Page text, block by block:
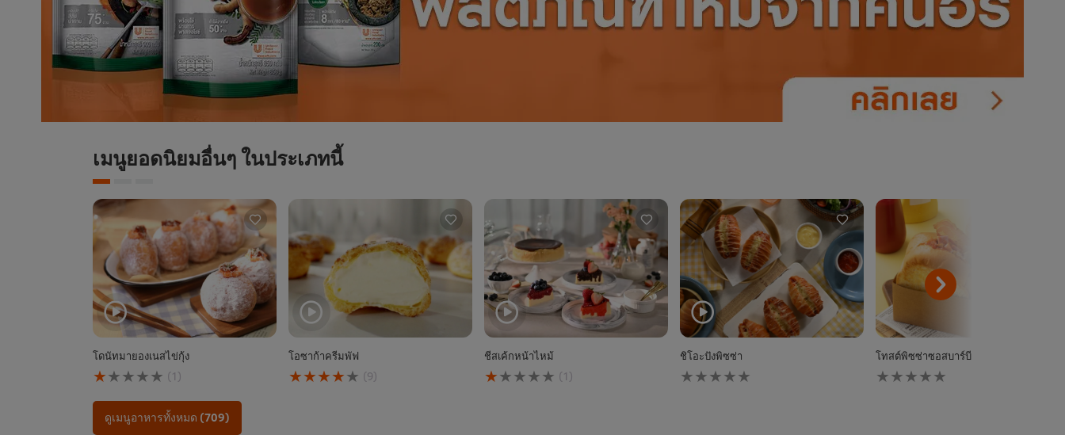
เมนูยอดนิยมอื่นๆ ในประเภทนี้
โดนัทมายองเนสไข่กุ้ง
คะแนน
เฉลี่ย
ของ
โดนัท
มา
(1)
โอซาก้าครีมพัฟ
คะแนน
เฉลี่ย
(9)
ชีสเค้กหน้าไหม้
คะแนน
เฉลี่ย
(1)
ชิโอะปังพิซซ่า
ไม่มี
การ
โทสต์พิซซ่าซอสบาร์บีคิวเบคอนแฮมเห็ด
ไม่มี
การ
ดูเมนูอาหารทั้งหมด (709)